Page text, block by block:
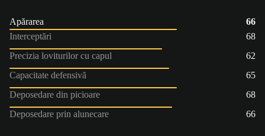
Apărarea
66
Interceptări
68
Precizia loviturilor cu capul
62
Capacitate defensivă
65
Deposedare din picioare
68
Deposedare prin alunecare
66